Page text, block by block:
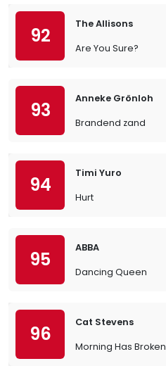
92
The Allisons
Are You Sure?
93
Anneke Grönloh
Brandend zand
94
Timi Yuro
Hurt
95
ABBA
Dancing Queen
96
Cat Stevens
Morning Has Broken